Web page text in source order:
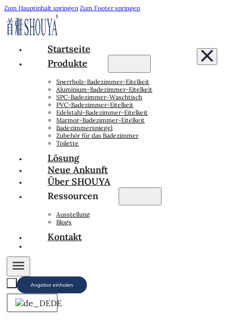
Zum Hauptinhalt springen Zum Footer springen
Startseite
Produkte
Sperrholz-Badezimmer-Eitelkeit
Aluminium-Badezimmer-Eitelkeit
SPC-Badezimmer-Waschtisch
PVC-Badezimmer-Eitelkeit
Edelstahl-Badezimmer-Eitelkeit
Marmor-Badezimmer-Eitelkeit
Badezimmerspiegel
Zubehör für das Badezimmer
Toilette
Lösung
Neue Ankunft
Über SHOUYA
Ressourcen
Ausstellung
Blogs
Kontakt
Angebot einholen
DE